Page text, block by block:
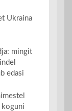
Ukraina
mingit
edasi